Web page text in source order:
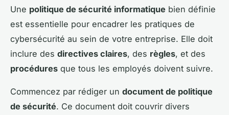
Une politique de sécurité informatique bien définie
est essentielle pour encadrer les pratiques de
cybersécurité au sein de votre entreprise. Elle doit
inclure des directives claires, des règles, et des
procédures que tous les employés doivent suivre.
Commencez par rédiger un document de politique
de sécurité. Ce document doit couvrir divers